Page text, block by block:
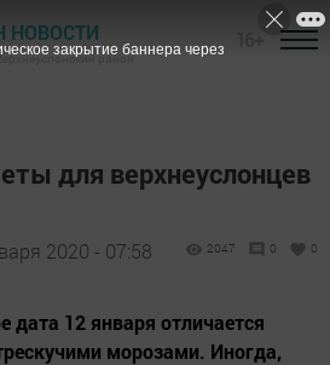
НОВОСТИ
район
для верхнеуслонцев
2020 - 07:58 2047 0 0
дата 12 января отличается
морозами. Иногда,
закрытие баннера через